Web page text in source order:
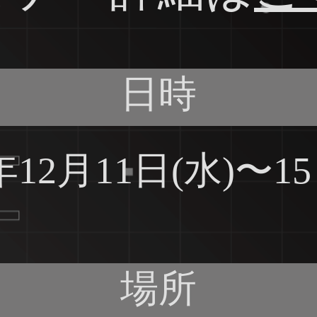
日時
12月11日(水)〜
場所